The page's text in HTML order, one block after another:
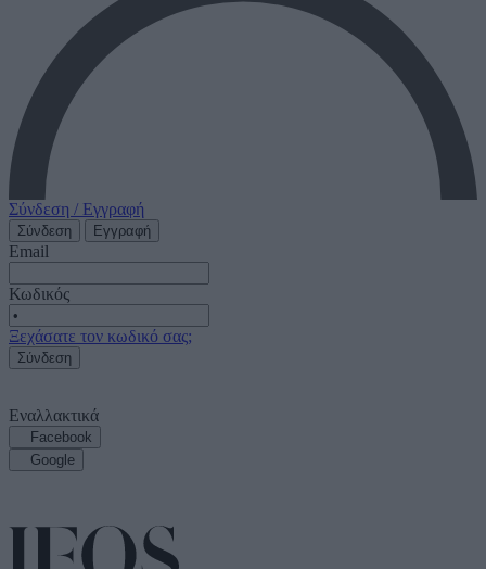
Σύνδεση / Εγγραφή
Σύνδεση Εγγραφή
Email
Κωδικός
Ξεχάσατε τον κωδικό σας;
Σύνδεση
Εναλλακτικά
Facebook
Google